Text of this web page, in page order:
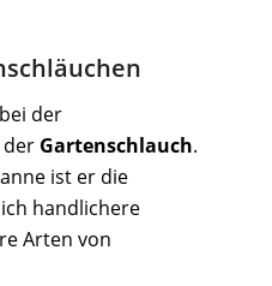
der
der Gartenschlauch.
ist er die
handlichere
Arten von